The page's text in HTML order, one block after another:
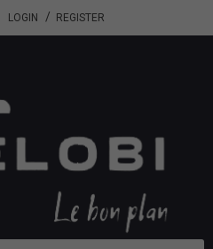
LOGIN REGISTER